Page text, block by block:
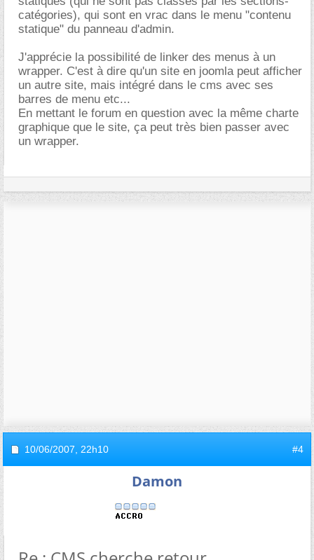
catégories), qui sont en vrac dans le menu "contenu
statique" du panneau d'admin.
J'apprécie la possibilité de linker des menus à un
wrapper. C'est à dire qu'un site en joomla peut afficher
un autre site, mais intégré dans le cms avec ses
barres de menu etc...
En mettant le forum en question avec la même charte
graphique que le site, ça peut très bien passer avec
un wrapper.
10/06/2007, 22h10 #4
Damon